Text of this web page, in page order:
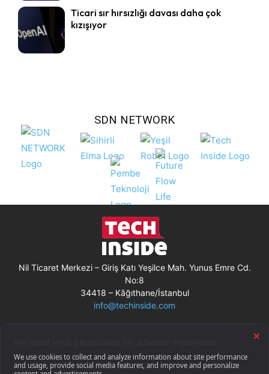
Ticari sır hırsızlığı davası daha çok
kızışıyor
SDN NETWORK
Nil Ticaret Merkezi – Giriş Katı Yeşilce Mah. Yunus Emre Cd.
No:8
34418 – Kâğıthane/İstanbul
info@techinside.com
Gizlilik Bildirimi
RSS